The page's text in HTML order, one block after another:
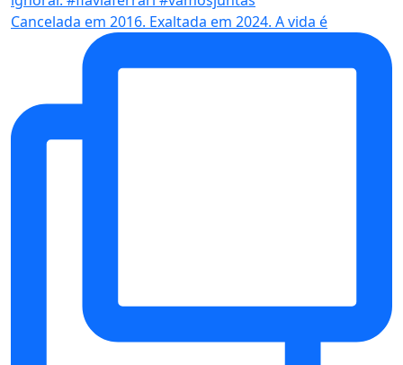
Cancelada em 2016. Exaltada em 2024. A vida é